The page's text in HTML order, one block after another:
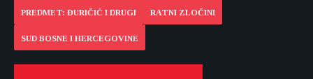
PREDMET: ĐURIČIĆ I DRUGI RATNI ZLOČINI
SUD BOSNE I HERCEGOVINE